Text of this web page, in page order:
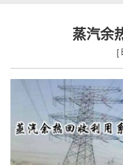
蒸汽余
[